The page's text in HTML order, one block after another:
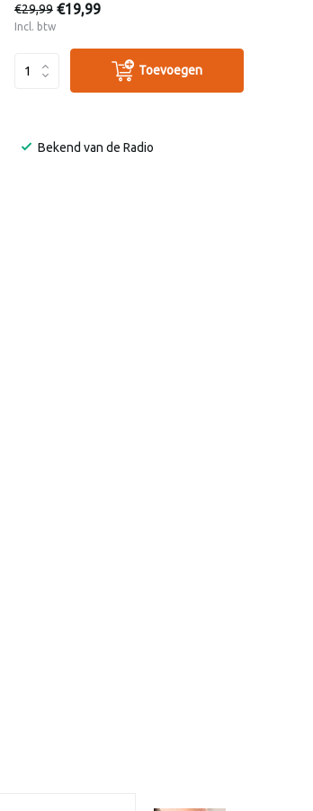
€29,99 €19,99
Incl. btw
Toevoegen
Bekend van de Radio